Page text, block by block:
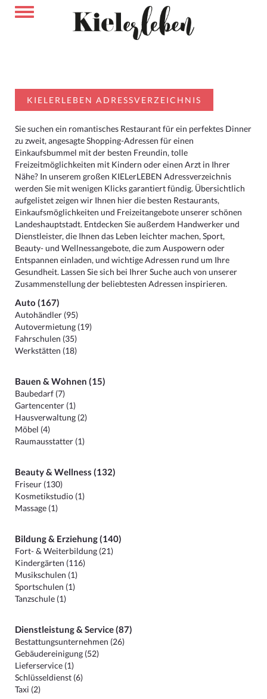
KIELERLEBEN ADRESSVERZEICHNIS
Sie suchen ein romantisches Restaurant für ein perfektes Dinner
zu zweit, angesagte Shopping-Adressen für einen
Einkaufsbummel mit der besten Freundin, tolle
Freizeitmöglichkeiten mit Kindern oder einen Arzt in Ihrer
Nähe? In unserem großen KIELerLEBEN Adressverzeichnis
werden Sie mit wenigen Klicks garantiert fündig. Übersichtlich
aufgelistet zeigen wir Ihnen hier die besten Restaurants,
Einkaufsmöglichkeiten und Freizeitangebote unserer schönen
Landeshauptstadt. Entdecken Sie außerdem Handwerker und
Dienstleister, die Ihnen das Leben leichter machen, Sport,
Beauty- und Wellnessangebote, die zum Auspowern oder
Entspannen einladen, und wichtige Adressen rund um Ihre
Gesundheit. Lassen Sie sich bei Ihrer Suche auch von unserer
Zusammenstellung der beliebtesten Adressen inspirieren.
Auto (167)
Autohändler (95)
Autovermietung (19)
Fahrschulen (35)
Werkstätten (18)
Bauen & Wohnen (15)
Baubedarf (7)
Gartencenter (1)
Hausverwaltung (2)
Möbel (4)
Raumausstatter (1)
Beauty & Wellness (132)
Friseur (130)
Kosmetikstudio (1)
Massage (1)
Bildung & Erziehung (140)
Fort- & Weiterbildung (21)
Kindergärten (116)
Musikschulen (1)
Sportschulen (1)
Tanzschule (1)
Dienstleistung & Service (87)
Bestattungsunternehmen (26)
Gebäudereinigung (52)
Lieferservice (1)
Schlüsseldienst (6)
Taxi (2)